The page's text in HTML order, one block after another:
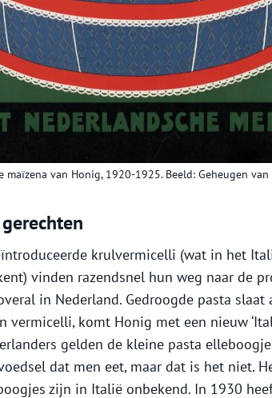
maïzena van Honig, 1920-1925. Beeld: Geheugen
gerechten
krulvermicelli (wat in het
vinden razendsnel hun weg naar de
in Nederland. Gedroogde pasta slaat
vermicelli, komt Honig met een nieuw
gelden de kleine pasta
dat men eet, maar dat is het niet.
zijn in Italië onbekend. In 1930